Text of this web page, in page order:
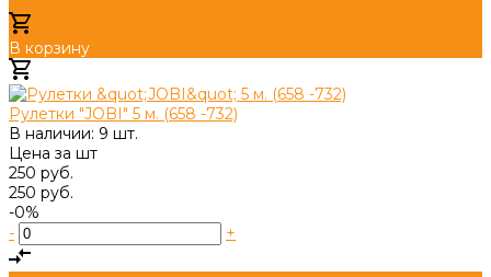
В корзину
Рулетки "JOBI" 5 м. (658 -732)
В наличии: 9 шт.
Цена за шт
250 руб.
250 руб.
-0%
-
+